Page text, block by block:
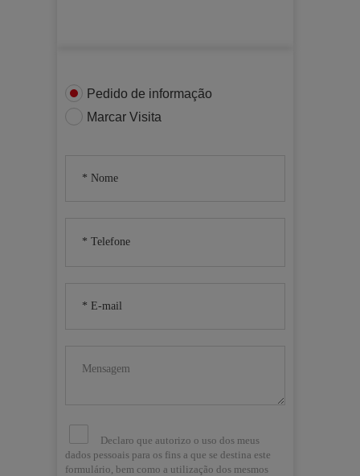
Pedido de informação
Marcar Visita
Declaro que autorizo o uso dos meus
dados pessoais para os fins a que se destina este
formulário, bem como a utilização dos mesmos